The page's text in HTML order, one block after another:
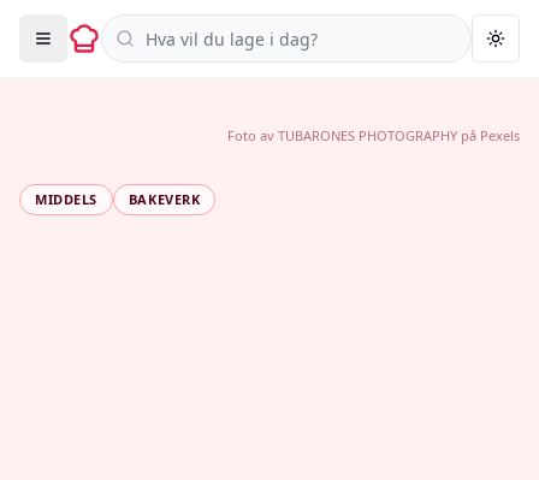
Søk i oppskrifter
MIDDELS BAKEVERK
Foto av TUBARONES PHOTOGRAPHY på Pexels